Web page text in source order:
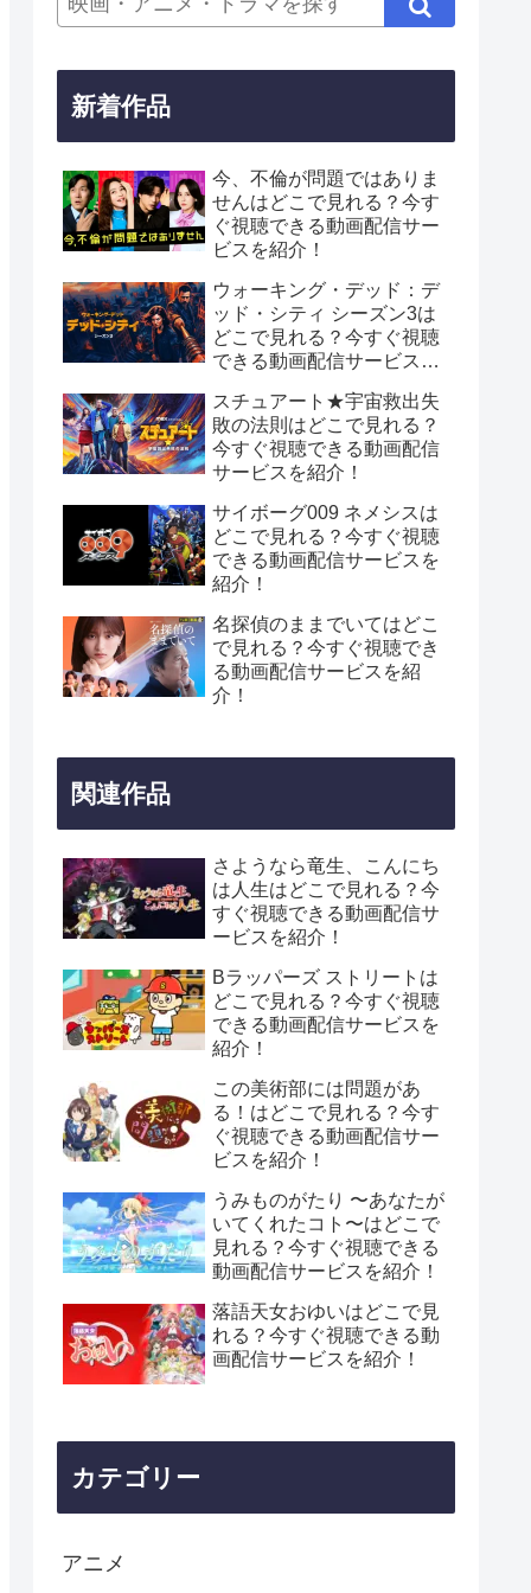
新着作品
今、不倫が問題ではありま
せんはどこで見れる？今す
ぐ視聴できる動画配信サー
ビスを紹介！
ウォーキング・デッド：デ
ッド・シティ シーズン3は
どこで見れる？今すぐ視聴
できる動画配信サービスを
スチュアート★宇宙救出失
敗の法則はどこで見れる？
今すぐ視聴できる動画配信
サービスを紹介！
サイボーグ009 ネメシスは
どこで見れる？今すぐ視聴
できる動画配信サービスを
紹介！
名探偵のままでいてはどこ
で見れる？今すぐ視聴でき
る動画配信サービスを紹
介！
関連作品
さようなら竜生、こんにち
は人生はどこで見れる？今
すぐ視聴できる動画配信サ
ービスを紹介！
Bラッパーズ ストリートは
どこで見れる？今すぐ視聴
できる動画配信サービスを
紹介！
この美術部には問題があ
る！はどこで見れる？今す
ぐ視聴できる動画配信サー
ビスを紹介！
うみものがたり 〜あなたが
いてくれたコト〜はどこで
見れる？今すぐ視聴できる
動画配信サービスを紹介！
落語天女おゆいはどこで見
れる？今すぐ視聴できる動
画配信サービスを紹介！
カテゴリー
アニメ